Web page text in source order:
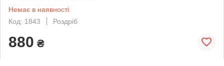
Немає в наявності
Код: 1843
Роздріб
880 ₴